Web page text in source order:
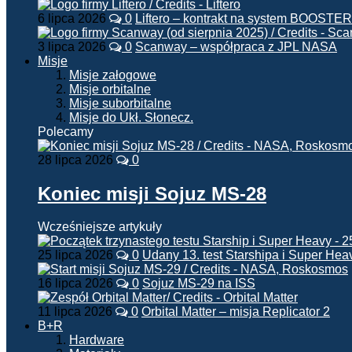
6 lipca 2026 0 Liftero – kontrakt na system BOOSTER
3 lipca 2026 0 Scanway – współpraca z JPL NASA
Misje
Misje załogowe
Misje orbitalne
Misje suborbitalne
Misje do Ukł. Słonecz.
Polecamy
28 lipca 2026 0
Koniec misji Sojuz MS-28
Wcześniejsze artykuły
25 lipca 2026 0 Udany 13. test Starshipa i Super
16 lipca 2026 0 Sojuz MS-29 na ISS
11 lipca 2026 0 Orbital Matter – misja Replicator 2
B+R
Hardware